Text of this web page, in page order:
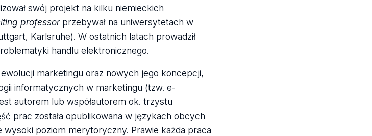
swój projekt na kilku niemieckich
professorprzebywał na uniwersytetach w
Karlsruhe). W ostatnich latach prowadził
handlu elektronicznego.
marketingu oraz nowych jego koncepcji,
informatycznych w marketingu (tzw. e-
autorem lub współautorem ok. trzystu
prac została opublikowana w językach obcych
poziom merytoryczny. Prawie każda praca